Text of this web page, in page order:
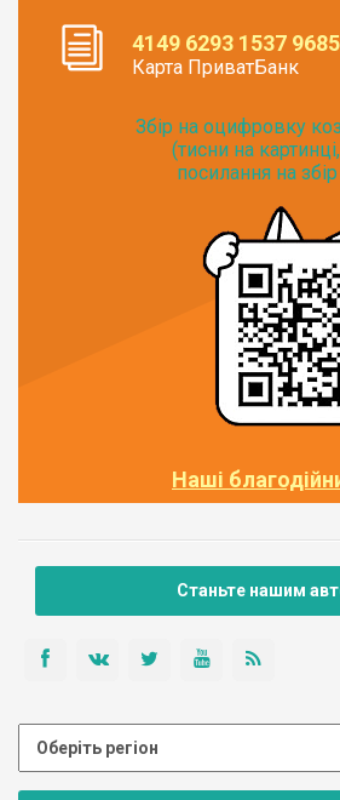
4149 6293 1537 9685
Карта ПриватБанк
Збір на оцифровку
(тисни на
посилання на
Наші
Станьте нашим